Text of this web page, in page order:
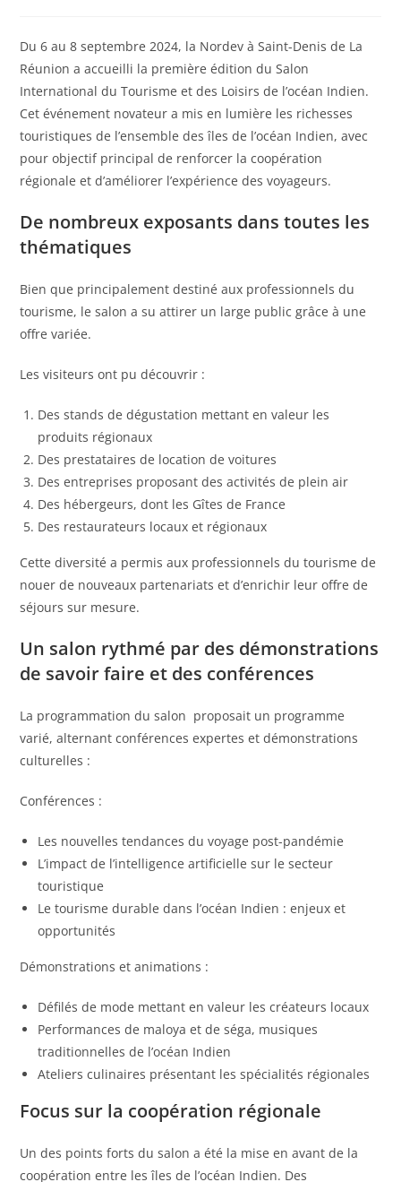
Du 6 au 8 septembre 2024, la Nordev à Saint-Denis de La
Réunion a accueilli la première édition du Salon
International du Tourisme et des Loisirs de l’océan Indien.
Cet événement novateur a mis en lumière les richesses
touristiques de l’ensemble des îles de l’océan Indien, avec
pour objectif principal de renforcer la coopération
régionale et d’améliorer l’expérience des voyageurs.
De nombreux exposants dans toutes les
thématiques
Bien que principalement destiné aux professionnels du
tourisme, le salon a su attirer un large public grâce à une
offre variée.
Les visiteurs ont pu découvrir :
Des stands de dégustation mettant en valeur les
produits régionaux
Des prestataires de location de voitures
Des entreprises proposant des activités de plein air
Des hébergeurs, dont les Gîtes de France
Des restaurateurs locaux et régionaux
Cette diversité a permis aux professionnels du tourisme de
nouer de nouveaux partenariats et d’enrichir leur offre de
séjours sur mesure.
Un salon rythmé par des démonstrations
de savoir faire et des conférences
La programmation du salon proposait un programme
varié, alternant conférences expertes et démonstrations
culturelles :
Conférences :
Les nouvelles tendances du voyage post-pandémie
L’impact de l’intelligence artificielle sur le secteur
touristique
Le tourisme durable dans l’océan Indien : enjeux et
opportunités
Démonstrations et animations :
Défilés de mode mettant en valeur les créateurs locaux
Performances de maloya et de séga, musiques
traditionnelles de l’océan Indien
Ateliers culinaires présentant les spécialités régionales
Focus sur la coopération régionale
Un des points forts du salon a été la mise en avant de la
coopération entre les îles de l’océan Indien. Des